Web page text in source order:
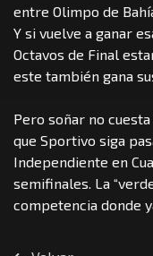
entre Olimpo de
Y si vuelve a ganar
Octavos de Final
este también gana
Pero soñar no
que Sportivo siga
Independiente en
semifinales. La
competencia donde